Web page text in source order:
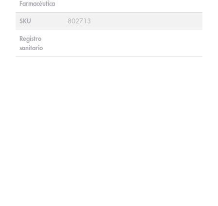
Farmacéutica
SKU 802713
Registro
sanitario